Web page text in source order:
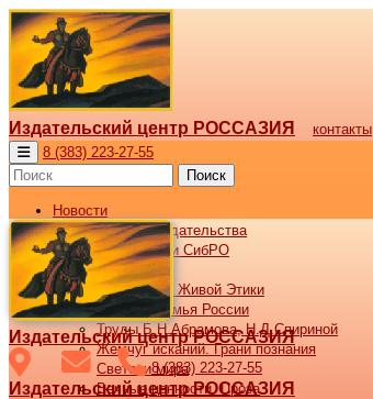
Издательский центр РОССАЗИЯ контакты
8 (383) 223-27-55
Поиск
Новости
Новости издательства
Все новости СибРО
Наши книги
Библиотека Живой Этики
Великая семья России
Труды Б.Н.Абрамова, Н.Д.Спириной
Жемчуг исканий. Грани познания
Светочи мира
Вечные ценности. Проза
Издательский центр РОССАЗИЯ
8 (383) 223-27-55
Издательский центр РОССАЗИЯ